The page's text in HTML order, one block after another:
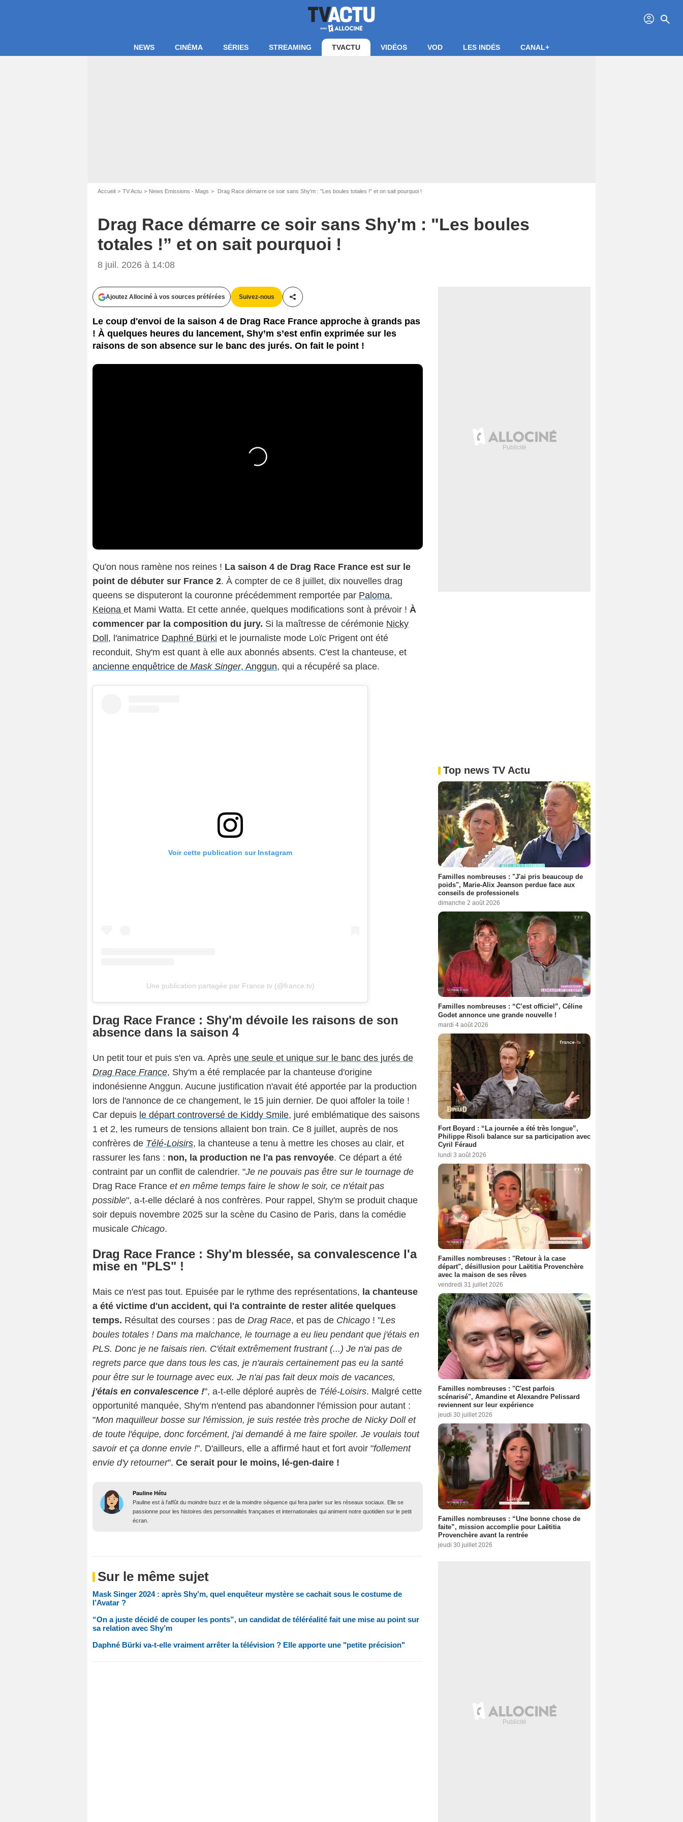
profil search
NEWS CINÉMA SÉRIES STREAMING TVACTU VIDÉOS VOD LES INDÉS CANAL+
Accueil TV Actu News Emissions - Mags Drag Race démarre ce soir sans Shy'm : "Les boules totales !” et on sait pourquoi !
Drag Race démarre ce soir sans Shy'm : "Les boules
totales !” et on sait pourquoi !
8 juil. 2026 à 14:08
Ajoutez Allociné à vos sources préférées Suivez-nous
Partager cet article
Le coup d'envoi de la saison 4 de Drag Race France approche à grands pas
! À quelques heures du lancement, Shy’m s’est enfin exprimée sur les
raisons de son absence sur le banc des jurés. On fait le point !
Qu'on nous ramène nos reines ! La saison 4 de Drag Race France est sur le
point de débuter sur France 2. À compter de ce 8 juillet, dix nouvelles drag
queens se disputeront la couronne précédemment remportée par Paloma,
Keiona et Mami Watta. Et cette année, quelques modifications sont à prévoir ! À
commencer par la composition du jury. Si la maîtresse de cérémonie Nicky
Doll , l'animatrice Daphné Bürki et le journaliste mode Loïc Prigent ont été
reconduit, Shy'm est quant à elle aux abonnés absents. C'est la chanteuse, et
ancienne enquêtrice de Mask Singer, Anggun, qui a récupéré sa place.
Voir cette publication sur Instagram
Une publication partagée par France tv (@france.tv)
Drag Race France : Shy'm dévoile les raisons de son
absence dans la saison 4
Un petit tour et puis s'en va. Après une seule et unique sur le banc des jurés de
Drag Race France, Shy'm a été remplacée par la chanteuse d'origine
indonésienne Anggun. Aucune justification n'avait été apportée par la production
lors de l'annonce de ce changement, le 15 juin dernier. De quoi affoler la toile !
Car depuis le départ controversé de Kiddy Smile, juré emblématique des saisons
1 et 2, les rumeurs de tensions allaient bon train. Ce 8 juillet, auprès de nos
confrères de Télé-Loisirs, la chanteuse a tenu à mettre les choses au clair, et
rassurer les fans : non, la production ne l'a pas renvoyée. Ce départ a été
contraint par un conflit de calendrier. "Je ne pouvais pas être sur le tournage de
Drag Race France et en même temps faire le show le soir, ce n'était pas
possible", a-t-elle déclaré à nos confrères. Pour rappel, Shy'm se produit chaque
soir depuis novembre 2025 sur la scène du Casino de Paris, dans la comédie
musicale Chicago.
Drag Race France : Shy'm blessée, sa convalescence l'a
mise en "PLS" !
Mais ce n'est pas tout. Epuisée par le rythme des représentations, la chanteuse
a été victime d'un accident, qui l'a contrainte de rester alitée quelques
temps. Résultat des courses : pas de Drag Race, et pas de Chicago ! "Les
boules totales ! Dans ma malchance, le tournage a eu lieu pendant que j'étais en
PLS. Donc je ne faisais rien. C'était extrêmement frustrant (...) Je n'ai pas de
regrets parce que dans tous les cas, je n'aurais certainement pas eu la santé
pour être sur le tournage avec eux. Je n'ai pas fait deux mois de vacances,
j'étais en convalescence !", a-t-elle déploré auprès de Télé-Loisirs. Malgré cette
opportunité manquée, Shy'm n'entend pas abandonner l'émission pour autant :
"Mon maquilleur bosse sur l'émission, je suis restée très proche de Nicky Doll et
de toute l'équipe, donc forcément, j'ai demandé à me faire spoiler. Je voulais tout
savoir et ça donne envie !". D'ailleurs, elle a affirmé haut et fort avoir "follement
envie d'y retourner". Ce serait pour le moins, lé-gen-daire !
Pauline Hétu
Pauline est à l'affût du moindre buzz et de la moindre séquence qui fera parler sur les réseaux sociaux. Elle se
passionne pour les histoires des personnalités françaises et internationales qui animent notre quotidien sur le petit
écran.
Sur le même sujet
Mask Singer 2024 : après Shy’m, quel enquêteur mystère se cachait sous le costume de
l’Avatar ?
“On a juste décidé de couper les ponts”, un candidat de téléréalité fait une mise au point sur
sa relation avec Shy’m
Daphné Bürki va-t-elle vraiment arrêter la télévision ? Elle apporte une "petite précision"
Top news TV Actu
Familles nombreuses : "J'ai pris beaucoup de
poids", Marie-Alix Jeanson perdue face aux
conseils de professionels
dimanche 2 août 2026
Familles nombreuses : “C’est officiel”, Céline
Godet annonce une grande nouvelle !
mardi 4 août 2026
Fort Boyard : “La journée a été très longue”,
Philippe Risoli balance sur sa participation avec
Cyril Féraud
lundi 3 août 2026
Familles nombreuses : "Retour à la case
départ", désillusion pour Laëtitia Provenchère
avec la maison de ses rêves
vendredi 31 juillet 2026
Familles nombreuses : "C'est parfois
scénarisé", Amandine et Alexandre Pelissard
reviennent sur leur expérience
jeudi 30 juillet 2026
Familles nombreuses : “Une bonne chose de
faite”, mission accomplie pour Laëtitia
Provenchère avant la rentrée
jeudi 30 juillet 2026